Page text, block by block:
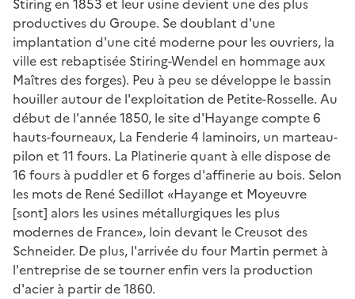
productives du Groupe. Se doublant d'une
implantation d'une cité moderne pour les ouvriers, la
ville est rebaptisée Stiring-Wendel en hommage aux
Maîtres des forges). Peu à peu se développe le bassin
houiller autour de l'exploitation de Petite-Rosselle. Au
début de l'année 1850, le site d'Hayange compte 6
hauts-fourneaux, La Fenderie 4 laminoirs, un marteau-
pilon et 11 fours. La Platinerie quant à elle dispose de
16 fours à puddler et 6 forges d'affinerie au bois. Selon
les mots de René Sedillot «Hayange et Moyeuvre
[sont] alors les usines métallurgiques les plus
modernes de France», loin devant le Creusot des
Schneider. De plus, l'arrivée du four Martin permet à
l'entreprise de se tourner enfin vers la production
d'acier à partir de 1860.